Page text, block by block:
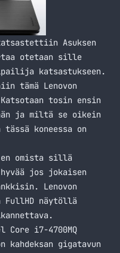
Asuksen
otetaan sille
katsastukseen.
tämä Lenovon
tosin ensin
ja miltä se oikein
koneessa on
en omista sillä
jos jokaisen
Lenovon
FullHD näytöllä
i7-4700MQ
kahdeksan gigatavun